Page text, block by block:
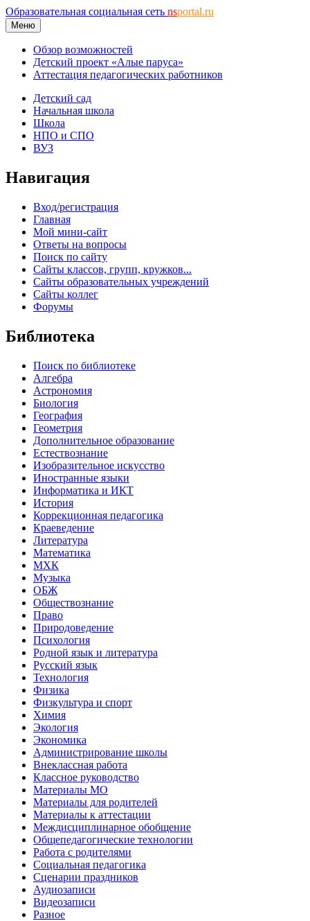
Образовательная социальная сеть nsportal.ru
Меню
Обзор возможностей
Детский проект «Алые паруса»
Аттестация педагогических работников
Детский сад
Начальная школа
Школа
НПО и СПО
ВУЗ
Навигация
Вход/регистрация
Главная
Мой мини-сайт
Ответы на вопросы
Поиск по сайту
Сайты классов, групп, кружков...
Сайты образовательных учреждений
Сайты коллег
Форумы
Библиотека
Поиск по библиотеке
Алгебра
Астрономия
Биология
География
Геометрия
Дополнительное образование
Естествознание
Изобразительное искусство
Иностранные языки
Информатика и ИКТ
История
Коррекционная педагогика
Краеведение
Литература
Математика
МХК
Музыка
ОБЖ
Обществознание
Право
Природоведение
Психология
Родной язык и литература
Русский язык
Технология
Физика
Физкультура и спорт
Химия
Экология
Экономика
Администрирование школы
Внеклассная работа
Классное руководство
Материалы МО
Материалы для родителей
Материалы к аттестации
Междисциплинарное обобщение
Общепедагогические технологии
Работа с родителями
Социальная педагогика
Сценарии праздников
Аудиозаписи
Видеозаписи
Разное